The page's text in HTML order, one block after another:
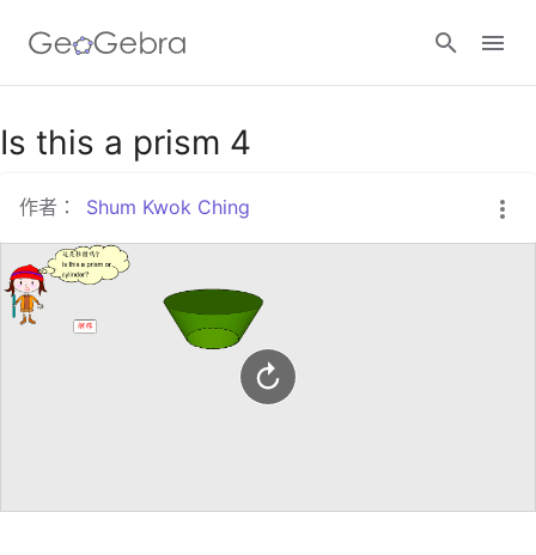
Google Classroom
GeoGebra Classroom
登入
Is this a prism 4
作者： Shum Kwok Ching